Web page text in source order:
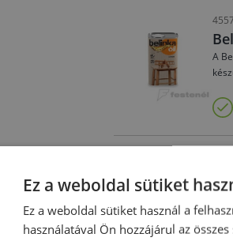
A
A
Ez a weboldal sütiket
Ez a weboldal sütiket használ a
használatával Ön hozzájárul az